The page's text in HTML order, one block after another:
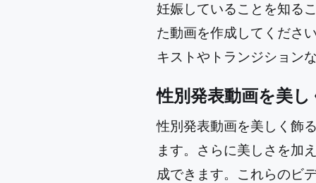
妊娠していることを知る
た動画を作成してくださ
キストやトランジション
性別発表動画を美
性別発表動画を美しく飾
ます。さらに美しさを加
成できます。これらのビ